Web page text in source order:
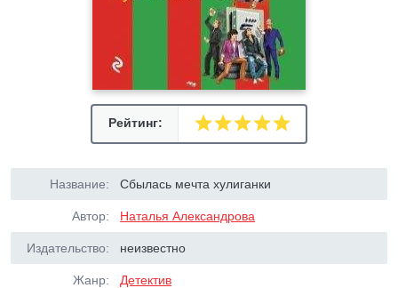
Рейтинг:
Название: Сбылась мечта хулиганки
Автор: Наталья Александрова
Издательство: неизвестно
Жанр: Детектив